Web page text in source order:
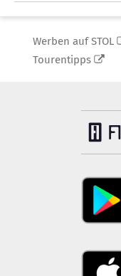
Werben auf STOL
Tourentipps